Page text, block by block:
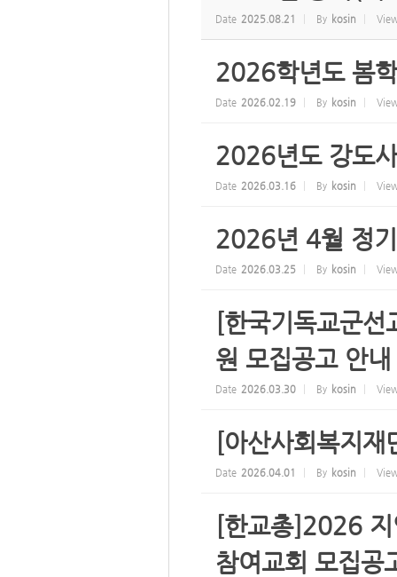
Date 2025.08.21 By kosin
2026학년도 봄
Date 2026.02.19 By kosin
2026년도 강도
Date 2026.03.16 By kosin
2026년 4월 정
Date 2026.03.25 By kosin
[한국기독교군
원 모집공고 안
Date 2026.03.30 By kosin
[아산사회복지
Date 2026.04.01 By kosin
[한교총]2026
참여교회 모집공